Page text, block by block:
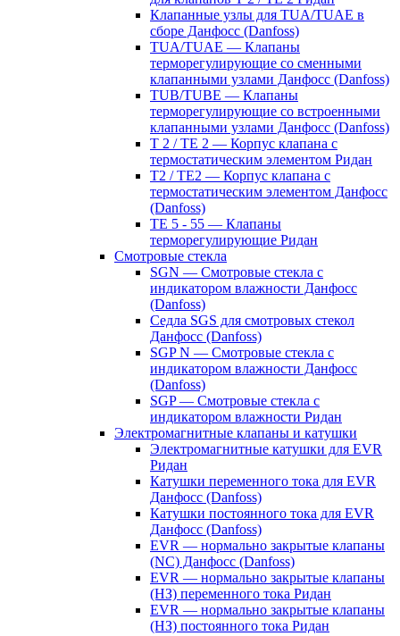
Клапанные узлы для TUA/TUAE в
сборе Данфосс (Danfoss)
TUA/TUAE — Клапаны
терморегулирующие со сменными
клапанными узлами Данфосс (Danfoss)
TUB/TUBE — Клапаны
терморегулирующие со встроенными
клапанными узлами Данфосс (Danfoss)
T 2 / TE 2 — Корпус клапана с
термостатическим элементом Ридан
T2 / TE2 — Корпус клапана с
термостатическим элементом Данфосс
(Danfoss)
TE 5 - 55 — Клапаны
терморегулирующие Ридан
Смотровые стекла
SGN — Смотровые стекла с
индикатором влажности Данфосс
(Danfoss)
Седла SGS для смотровых стекол
Данфосс (Danfoss)
SGP N — Смотровые стекла с
индикатором влажности Данфосс
(Danfoss)
SGP — Смотровые стекла с
индикатором влажности Ридан
Электромагнитные клапаны и катушки
Электромагнитные катушки для EVR
Ридан
Катушки переменного тока для EVR
Данфосс (Danfoss)
Катушки постоянного тока для EVR
Данфосс (Danfoss)
EVR — нормально закрытые клапаны
(NC) Данфосс (Danfoss)
EVR — нормально закрытые клапаны
(НЗ) переменного тока Ридан
EVR — нормально закрытые клапаны
(НЗ) постоянного тока Ридан